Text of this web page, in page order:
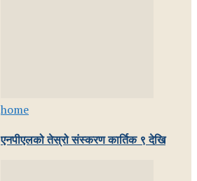
home
एनपीएलको तेस्रो संस्करण कार्तिक ९ देखि